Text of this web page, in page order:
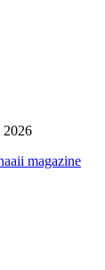
2026
magazine